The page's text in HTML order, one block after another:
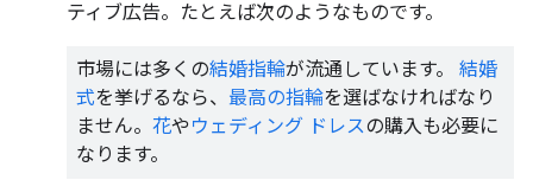
ティブ広告。たとえば次のようなものです。
市場には多くの結婚指輪が流通しています。 結婚
式を挙げるなら、 最高の指輪を選ばなければなり
ません。 花やウェディング ドレスの購入も必要に
なります。